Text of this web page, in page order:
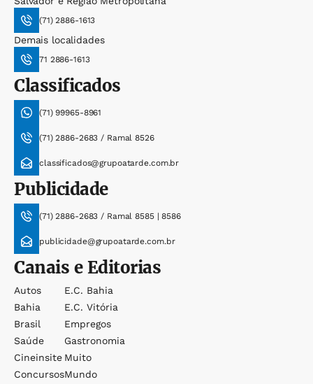
(71) 2886-1613
Demais localidades
71 2886-1613
Classificados
(71) 99965-8961
(71) 2886-2683 / Ramal 8526
classificados@grupoatarde.com.br
Publicidade
(71) 2886-2683 / Ramal 8585 | 8586
publicidade@grupoatarde.com.br
Canais e Editorias
Autos
Bahia
Brasil
Saúde
Cineinsite
Concursos
E.c. Bahia
E.c. Vitória
Empregos
Gastronomia
Muito
Mundo